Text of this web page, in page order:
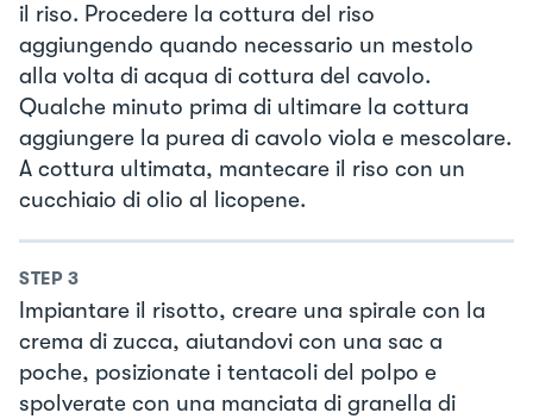
il riso. Procedere la cottura del riso
aggiungendo quando necessario un mestolo
alla volta di acqua di cottura del cavolo.
Qualche minuto prima di ultimare la cottura
aggiungere la purea di cavolo viola e mescolare.
A cottura ultimata, mantecare il riso con un
cucchiaio di olio al licopene.
STEP 3
Impiantare il risotto, creare una spirale con la
crema di zucca, aiutandovi con una sac a
poche, posizionate i tentacoli del polpo e
spolverate con una manciata di granella di